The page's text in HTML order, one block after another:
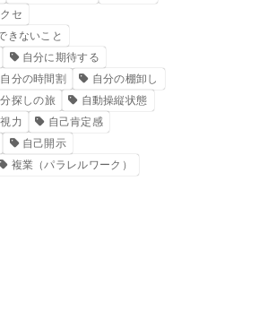
セ
きないこと
自分に期待する
自分の時間割
自分の棚卸し
探しの旅
自動操縦状態
力
自己肯定感
自己開示
複業（パラレルワーク）